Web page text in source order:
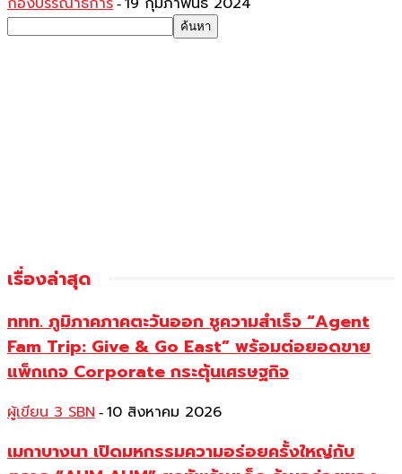
-
เรื่องล่าสุด
ททท. ภูมิภาคภาคตะวันออก ชูความสำเร็จ “Agent
Fam Trip: Give & Go East” พร้อมต่อยอดขาย
แพ็กเกจ Corporate กระตุ้นเศรษฐกิจ
ผู้เขียน 3 SBN - 10 สิงหาคม 2026
เมกาบางนา เปิดมหกรรมความอร่อยครั้งใหญ่กับ